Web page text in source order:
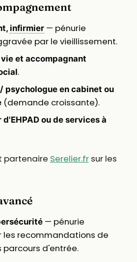
infirmier— pénurie
par le vieillissement.
et accompagnant
.
psychologue en cabinet ou
(demande croissante).
ou de services à
partenaire Serelier.frsur les
— pénurie
les recommandations de
parcours d'entrée.